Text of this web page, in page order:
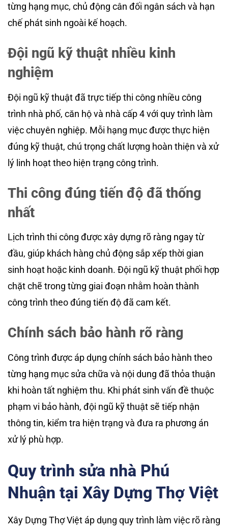
từng hạng mục, chủ động cân đối ngân sách và hạn
chế phát sinh ngoài kế hoạch.
Đội ngũ kỹ thuật nhiều kinh
nghiệm
Đội ngũ kỹ thuật đã trực tiếp thi công nhiều công
trình nhà phố, căn hộ và nhà cấp 4 với quy trình làm
việc chuyên nghiệp. Mỗi hạng mục được thực hiện
đúng kỹ thuật, chú trọng chất lượng hoàn thiện và xử
lý linh hoạt theo hiện trạng công trình.
Thi công đúng tiến độ đã thống
nhất
Lịch trình thi công được xây dựng rõ ràng ngay từ
đầu, giúp khách hàng chủ động sắp xếp thời gian
sinh hoạt hoặc kinh doanh. Đội ngũ kỹ thuật phối hợp
chặt chẽ trong từng giai đoạn nhằm hoàn thành
công trình theo đúng tiến độ đã cam kết.
Chính sách bảo hành rõ ràng
Công trình được áp dụng chính sách bảo hành theo
từng hạng mục sửa chữa và nội dung đã thỏa thuận
khi hoàn tất nghiệm thu. Khi phát sinh vấn đề thuộc
phạm vi bảo hành, đội ngũ kỹ thuật sẽ tiếp nhận
thông tin, kiểm tra hiện trạng và đưa ra phương án
xử lý phù hợp.
Quy trình sửa nhà Phú
Nhuận tại Xây Dựng Thợ Việt
Xây Dựng Thợ Việt áp dụng quy trình làm việc rõ ràng